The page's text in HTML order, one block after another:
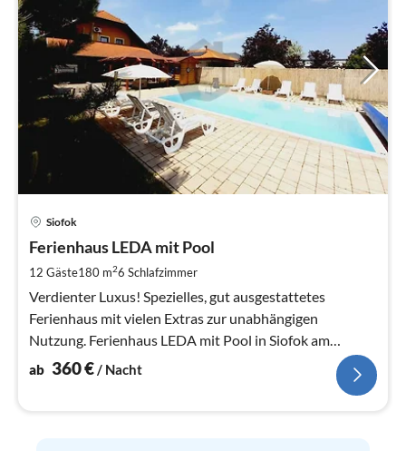
Siofok
Ferienhaus LEDA mit Pool
12 Gäste180 m26 Schlafzimmer
Verdienter Luxus! Spezielles, gut ausgestattetes
Ferienhaus mit vielen Extras zur unabhängigen
Nutzung. Ferienhaus LEDA mit Pool in Siofok am
Balaton, 180qm Wohnfläche für 12 Pers.
ab 360€/ Nacht